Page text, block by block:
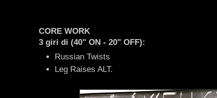
CORE WORK
3 giri di (40" ON - 20" OFF):
Russian Twists
Leg Raises ALT.